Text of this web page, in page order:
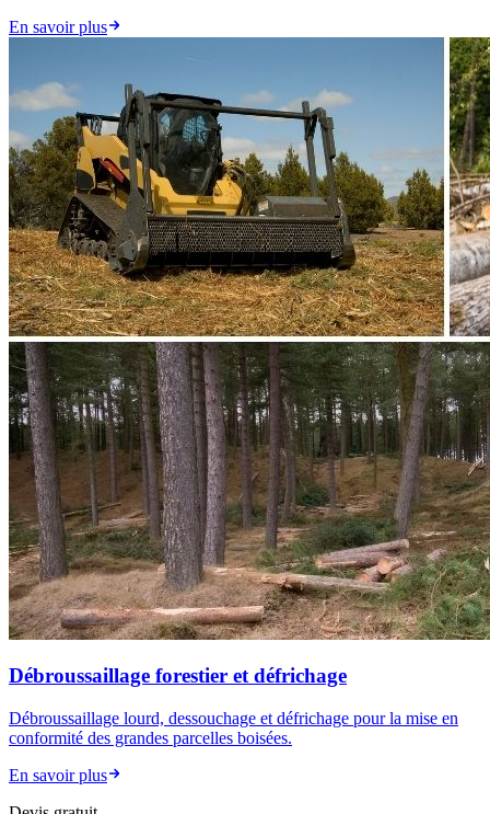
En savoir plus
Débroussaillage forestier et défrichage
Débroussaillage lourd, dessouchage et défrichage pour la mise en
conformité des grandes parcelles boisées.
En savoir plus